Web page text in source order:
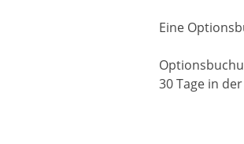
Eine
30 Tage in